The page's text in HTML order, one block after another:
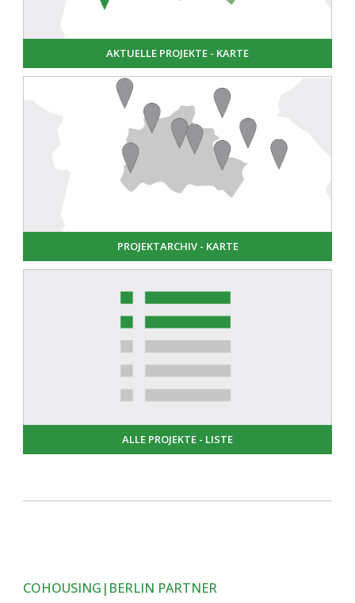
AKTUELLE PROJEKTE - KARTE
PROJEKTARCHIV - KARTE
ALLE PROJEKTE - LISTE
COHOUSING|BERLIN PARTNER